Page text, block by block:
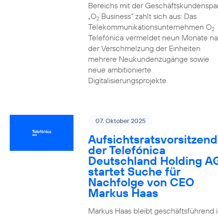
Bereichs mit der
„O2Business” zahlt sich aus: Das
Telekommunikationsunternehmen O2
Telefónica vermeldet neun Monate
der Verschmelzung der Einheiten
mehrere Neukundenzugänge sowie
neue ambitionierte
Digitalisierungsprojekte.
07. Oktober 2025
der Telefónica
Deutschland Holding
startet Suche für
Nachfolge von CEO
Markus Haas
Markus Haas bleibt geschäftsführend